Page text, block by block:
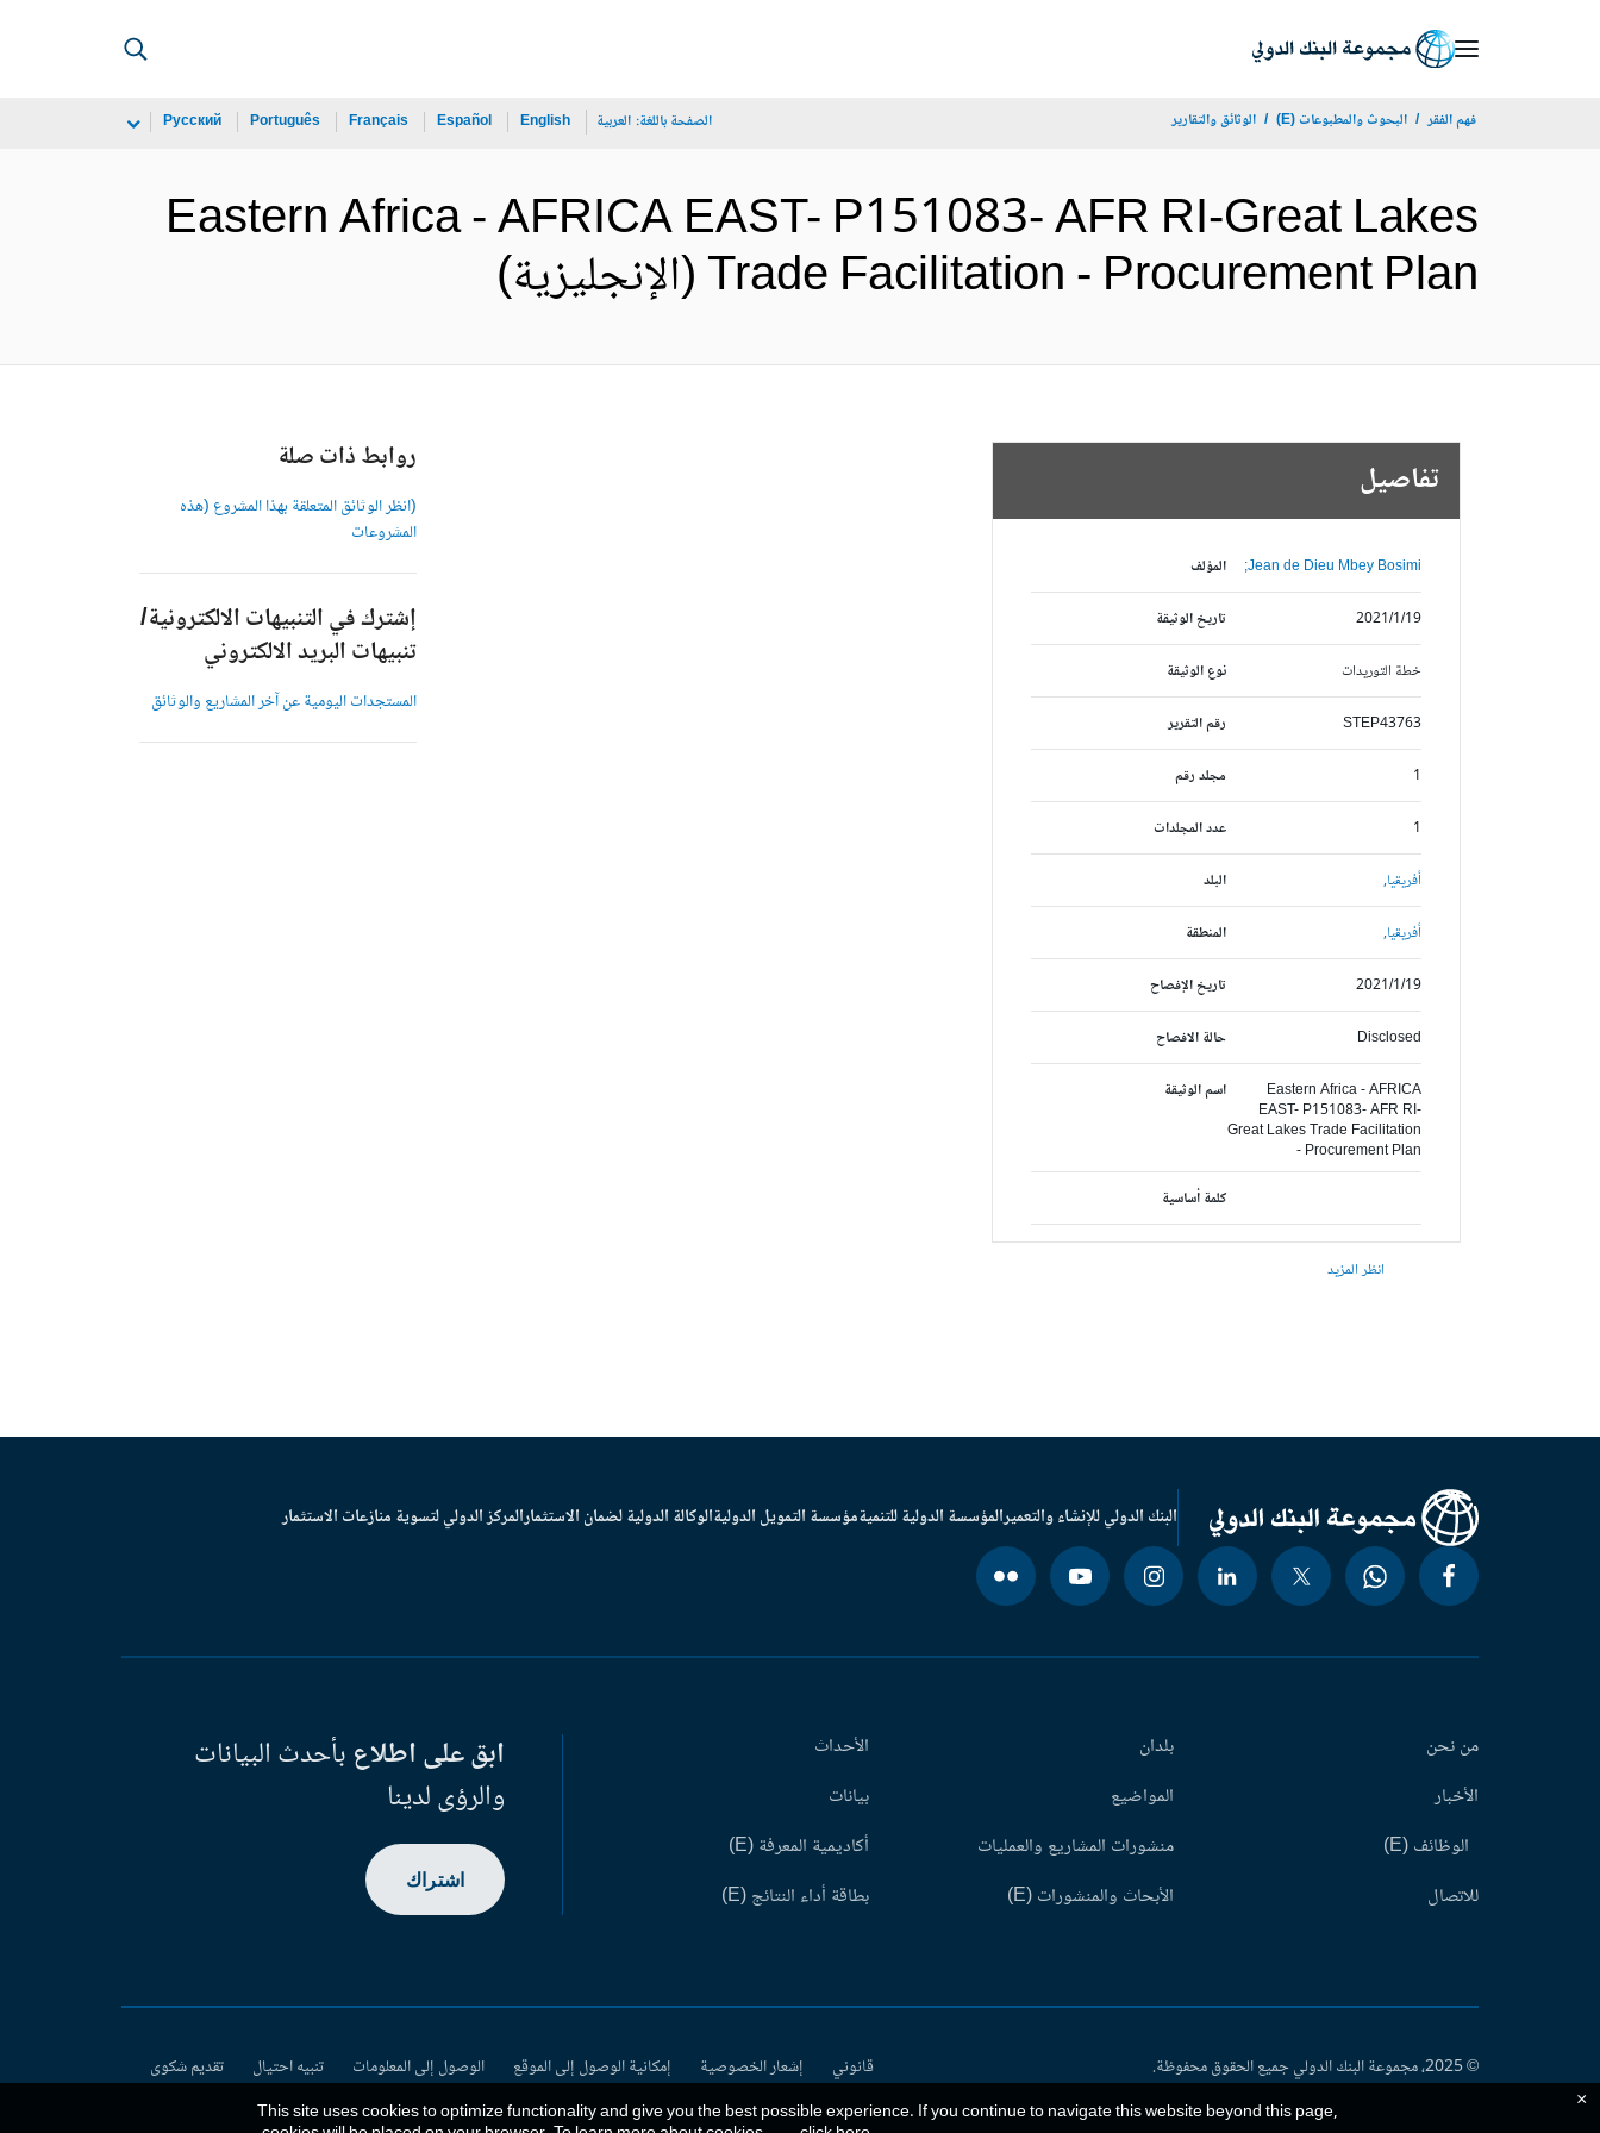
فهم الفقر البحوث والمطبوعات (E) الوثائق والتقارير الصفحة باللغة: العربية English
Español
Français
Português
Русский
Eastern Africa - AFRICA EAST- P151083- AFR RI-Great Lakes
Trade Facilitation - Procurement Plan (الإنجليزية)
تفاصيل
المؤلف Jean de Dieu Mbey Bosimi;
تاريخ الوثيقة 2021/1/19
نوع الوثيقة خطة التوريدات
رقم التقرير STEP43763
مجلد رقم 1
عدد المجلدات 1
البلد أفريقيا,
المنطقة أفريقيا,
تاريخ الإفصاح 2021/1/19
حالة الافصاح Disclosed
اسم الوثيقة
Eastern Africa - AFRICA
EAST- P151083- AFR RI-
Great Lakes Trade Facilitation
- Procurement Plan
كلمة أساسية
انظر المزيد
روابط ذات صلة
(انظر الوثائق المتعلقة بهذا المشروع (هذه
المشروعات
إشترك في التنبيهات الالكترونية/
تنبيهات البريد الالكتروني
المستجدات اليومية عن آخر المشاريع والوثائق
البنك الدولي للإنشاء والتعميرالمؤسسة الدولية للتنميةمؤسسة التمويل الدوليةالوكالة الدولية لضمان الاستثمارالمركز الدولي لتسوية منازعات الاستثمار
من نحن
الأخبار
الوظائف (E)
للاتصال
بلدان
المواضيع
منشورات المشاريع والعمليات
الأبحاث والمنشورات (E)
الأحداث
بيانات
أكاديمية المعرفة (E)
بطاقة أداء النتائج (E)
ابق على اطلاعبأحدث البيانات
والرؤى لدينا
اشتراك
© 2025، مجموعة البنك الدولي جميع الحقوق محفوظة. قانوني إشعار الخصوصية إمكانية الوصول إلى الموقع الوصول إلى المعلومات تنبيه احتيال
تقديم شكوى
This site uses cookies to optimize functionality and give you the best possible experience. If you continue to navigate this website beyond this page,
×